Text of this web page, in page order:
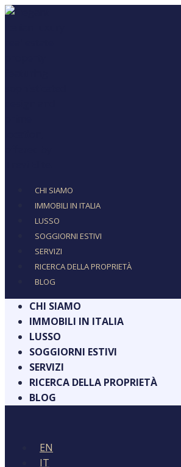
CHI SIAMO
IMMOBILI IN ITALIA
LUSSO
SOGGIORNI ESTIVI
SERVIZI
RICERCA DELLA PROPRIETÀ
BLOG
CHI SIAMO
IMMOBILI IN ITALIA
LUSSO
SOGGIORNI ESTIVI
SERVIZI
RICERCA DELLA PROPRIETÀ
BLOG
EN
IT